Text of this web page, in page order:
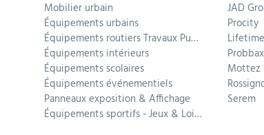
Mobilier urbain
Équipements urbains
Équipements routiers Travaux Publics
Équipements intérieurs
Équipements scolaires
Équipements événementiels
Panneaux exposition & Affichage
Équipements sportifs - Jeux & Loisirs
JAD
Procity
Lifetime
Probbax
Mottez
Serem